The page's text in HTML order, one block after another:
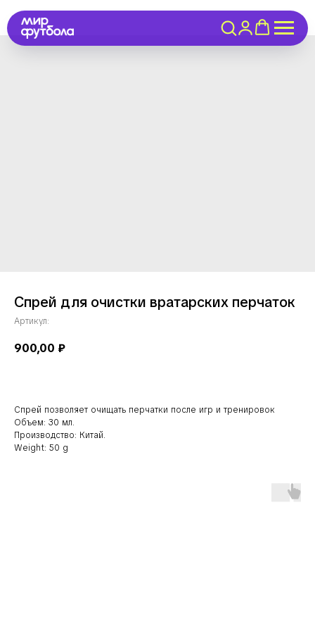
Спрей для очистки вратарских перчаток
Артикул:
900,00 ₽
Спрей позволяет очищать перчатки после игр и тренировок
Объем: 30 мл.
Производство: Китай.
Weight: 50 g